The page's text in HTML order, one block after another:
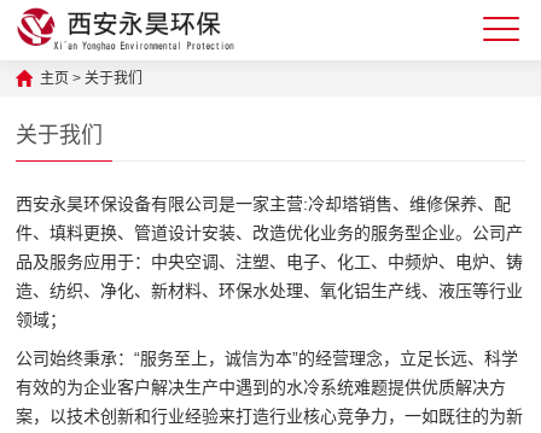
主页 >关于我们
关于我们
西安永昊环保设备有限公司是一家主营:冷却塔销售、维修保养、配
件、填料更换、管道设计安装、改造优化业务的服务型企业。公司产
品及服务应用于：中央空调、注塑、电子、化工、中频炉、电炉、铸
造、纺织、净化、新材料、环保水处理、氧化铝生产线、液压等行业
领域；
公司始终秉承：“服务至上，诚信为本”的经营理念，立足长远、科学
有效的为企业客户解决生产中遇到的水冷系统难题提供优质解决方
案，以技术创新和行业经验来打造行业核心竞争力，一如既往的为新